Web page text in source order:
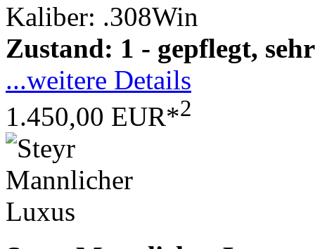
Kaliber: .308Win
Zustand: 1 - gepflegt,
...weitere Details
1.450,00 EUR*2